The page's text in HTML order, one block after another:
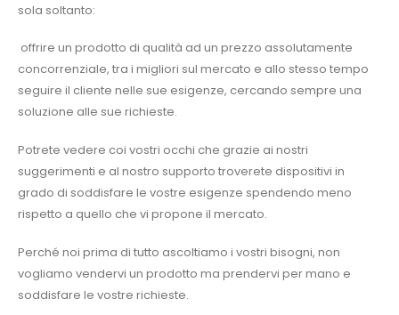
sola soltanto:
offrire un prodotto di qualità ad un prezzo assolutamente
concorrenziale, tra i migliori sul mercato e allo stesso tempo
seguire il cliente nelle sue esigenze, cercando sempre una
soluzione alle sue richieste.
Potrete vedere coi vostri occhi che grazie ai nostri
suggerimenti e al nostro supporto troverete dispositivi in
grado di soddisfare le vostre esigenze spendendo meno
rispetto a quello che vi propone il mercato.
Perché noi prima di tutto ascoltiamo i vostri bisogni, non
vogliamo vendervi un prodotto ma prendervi per mano e
soddisfare le vostre richieste.